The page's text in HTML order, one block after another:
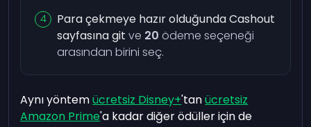
Para çekmeye hazır olduğunda Cashout
sayfasına git ve 20 ödeme seçeneği
arasından birini seç.
Aynı yöntemücretsiz Disney+'tanücretsiz
Amazon Prime'a kadar diğer ödüller için de